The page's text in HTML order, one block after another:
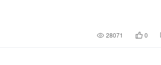
28071 0